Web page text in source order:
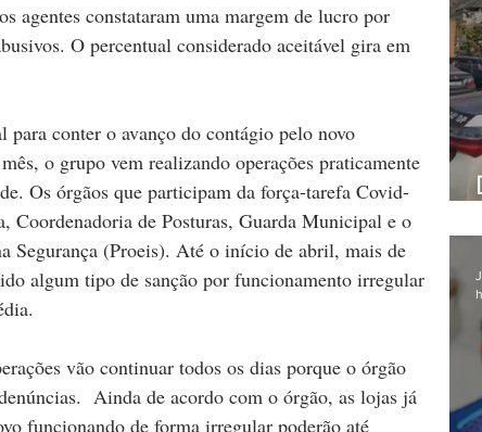
agentes constataram uma margem de lucro por
O percentual considerado aceitável gira em
conter o avanço do contágio pelo novo
o grupo vem realizando operações praticamente
Os órgãos que participam da força-tarefa Covid-
Coordenadoria de Posturas, Guarda Municipal e o
Segurança (Proeis). Até o início de abril, mais de
algum tipo de sanção por funcionamento irregular
vão continuar todos os dias porque o órgão
Ainda de acordo com o órgão, as lojas já
funcionando de forma irregular poderão até